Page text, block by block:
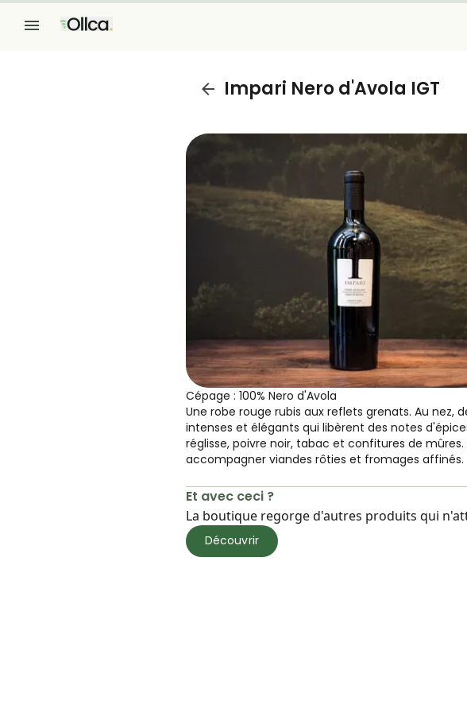
Impari Nero d'Avola IGT
Cépage : 100% Nero d'Avola
Une robe rouge rubis aux reflets grenats. Au nez,
intenses et élégants qui libèrent des notes
réglisse, poivre noir, tabac et confitures de mûres.
accompagner viandes rôties et fromages affinés.
Et avec ceci ?
La boutique regorge d'autres produits qui
Découvrir